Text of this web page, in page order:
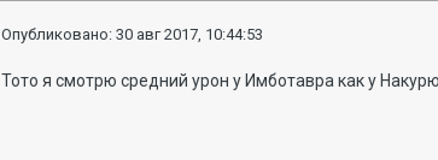
Опубликовано:30 авг 2017, 10:44:53
Тото я смотрю средний урон у Имботавра как у